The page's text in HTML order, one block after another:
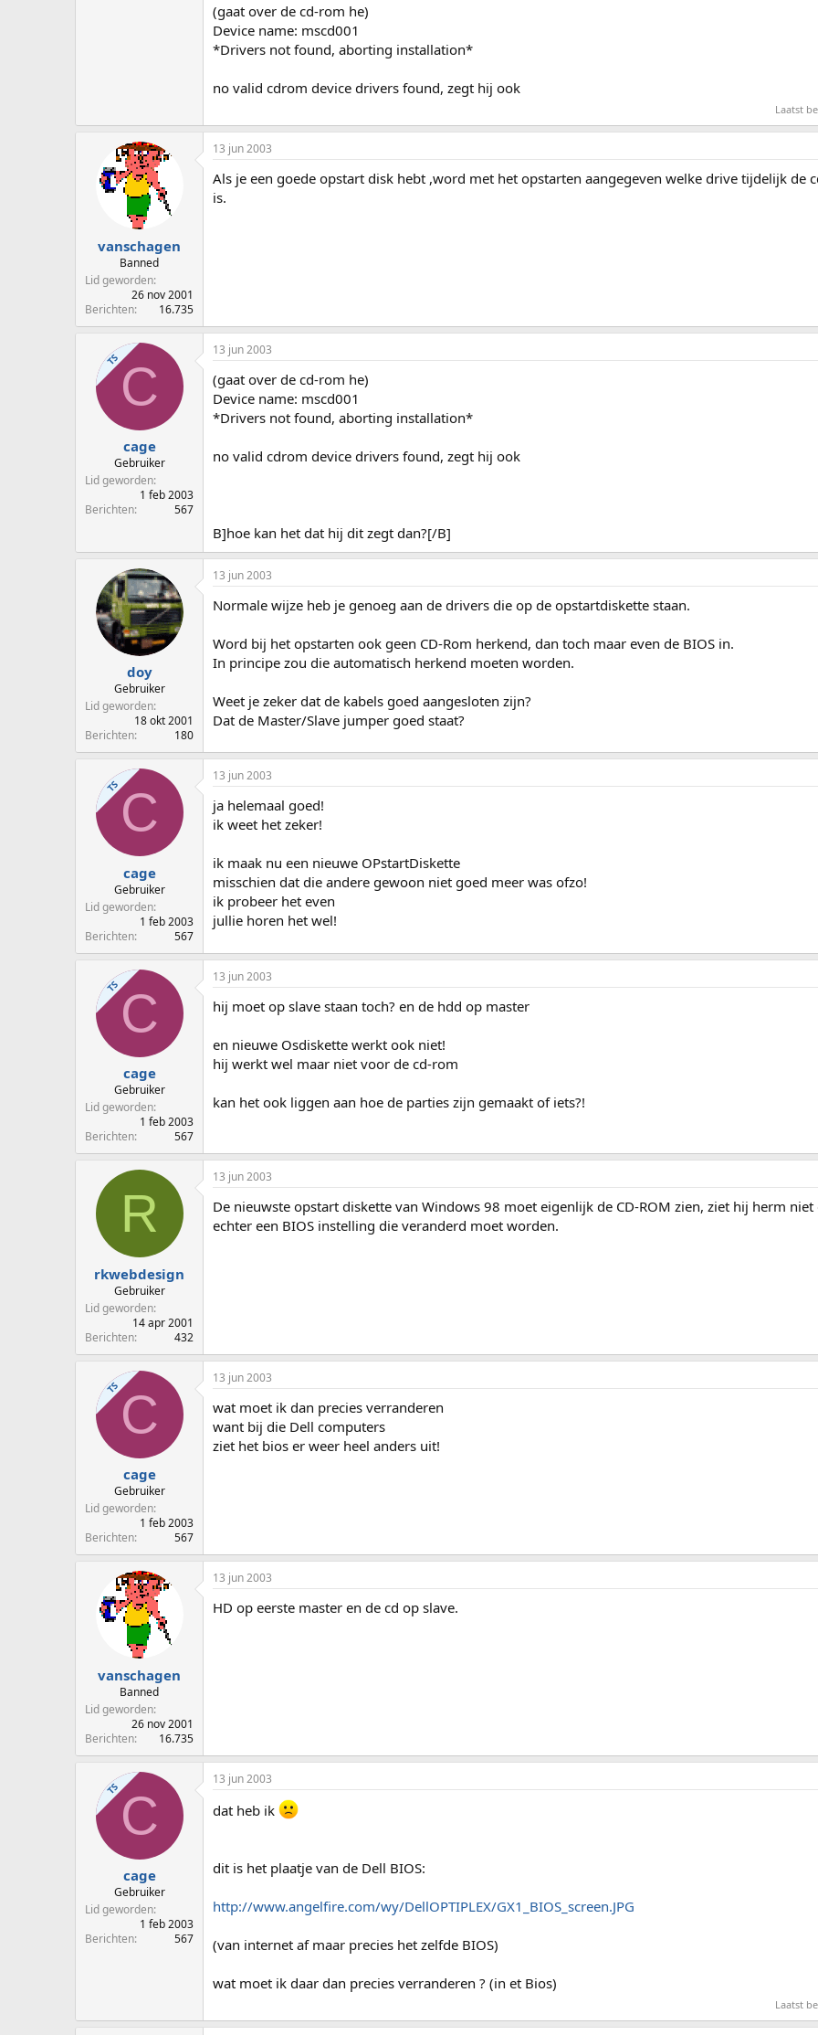
(gaat over de cd-rom he)
Device name: mscd001
*Drivers not found, aborting installation*
no valid cdrom device drivers found, zegt hij ook
Laatst
vanschagen
Banned
Lid geworden
26 nov 2001
Berichten
16.735
13 jun 2003
Als je een goede opstart disk hebt ,word met het opstarten aangegeven welke drive tijdelijk de
is.
TSC
cage
Gebruiker
Lid geworden
1 feb 2003
Berichten
567
13 jun 2003
(gaat over de cd-rom he)
Device name: mscd001
*Drivers not found, aborting installation*
no valid cdrom device drivers found, zegt hij ook
B]hoe kan het dat hij dit zegt dan?[/B]
doy
Gebruiker
Lid geworden
18 okt 2001
Berichten
180
13 jun 2003
Normale wijze heb je genoeg aan de drivers die op de opstartdiskette staan.
Word bij het opstarten ook geen CD-Rom herkend, dan toch maar even de BIOS in.
In principe zou die automatisch herkend moeten worden.
Weet je zeker dat de kabels goed aangesloten zijn?
Dat de Master/Slave jumper goed staat?
TSC
cage
Gebruiker
Lid geworden
1 feb 2003
Berichten
567
13 jun 2003
ja helemaal goed!
ik weet het zeker!
ik maak nu een nieuwe OPstartDiskette
misschien dat die andere gewoon niet goed meer was ofzo!
ik probeer het even
jullie horen het wel!
TSC
cage
Gebruiker
Lid geworden
1 feb 2003
Berichten
567
13 jun 2003
hij moet op slave staan toch? en de hdd op master
en nieuwe Osdiskette werkt ook niet!
hij werkt wel maar niet voor de cd-rom
kan het ook liggen aan hoe de parties zijn gemaakt of iets?!
R
rkwebdesign
Gebruiker
Lid geworden
14 apr 2001
Berichten
432
13 jun 2003
De nieuwste opstart diskette van Windows 98 moet eigenlijk de CD-ROM zien, ziet hij herm niet
echter een BIOS instelling die veranderd moet worden.
TSC
cage
Gebruiker
Lid geworden
1 feb 2003
Berichten
567
13 jun 2003
wat moet ik dan precies verranderen
want bij die Dell computers
ziet het bios er weer heel anders uit!
vanschagen
Banned
Lid geworden
26 nov 2001
Berichten
16.735
13 jun 2003
HD op eerste master en de cd op slave.
TSC
cage
Gebruiker
Lid geworden
1 feb 2003
Berichten
567
13 jun 2003
dat heb ik
dit is het plaatje van de Dell BIOS:
http://www.angelfire.com/wy/DellOPTIPLEX/GX1_BIOS_screen.JPG
(van internet af maar precies het zelfde BIOS)
wat moet ik daar dan precies verranderen ? (in et Bios)
Laatst